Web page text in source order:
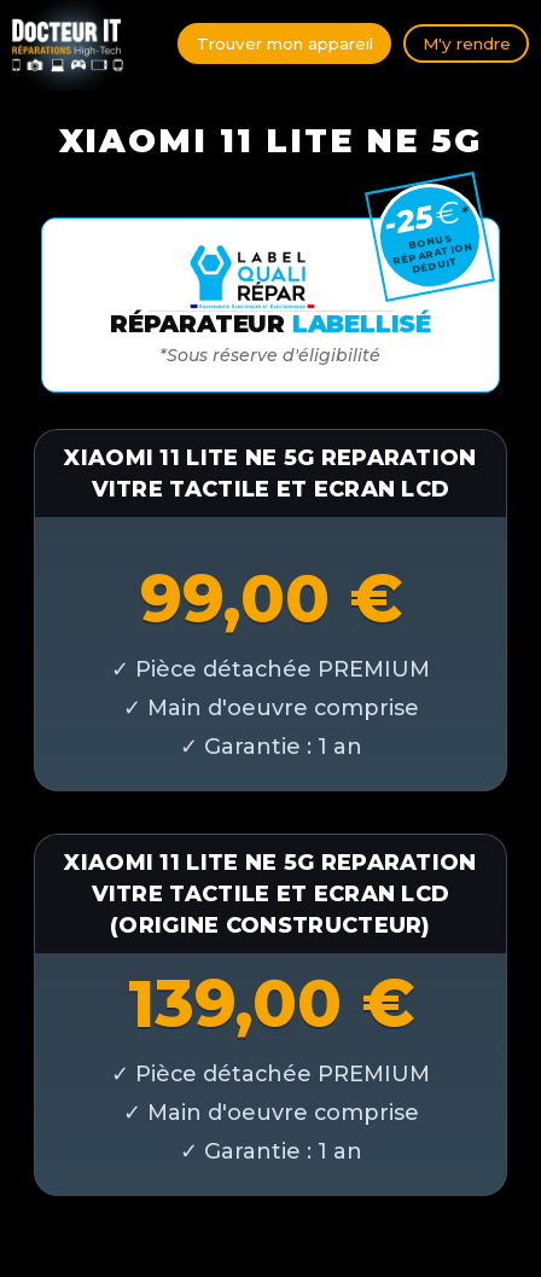
Trouver mon appareil M'y rendre
XIAOMI 11 LITE NE 5G
RÉPARATEUR LABELLISÉ
*Sous réserve d'éligibilité
-25€*
BONUS
RÉPARATION
DÉDUIT
XIAOMI 11 LITE NE 5G REPARATION
VITRE TACTILE ET ECRAN LCD
99,00 €
XIAOMI 11 LITE NE 5G REPARATION
VITRE TACTILE ET ECRAN LCD
(ORIGINE CONSTRUCTEUR)
139,00 €